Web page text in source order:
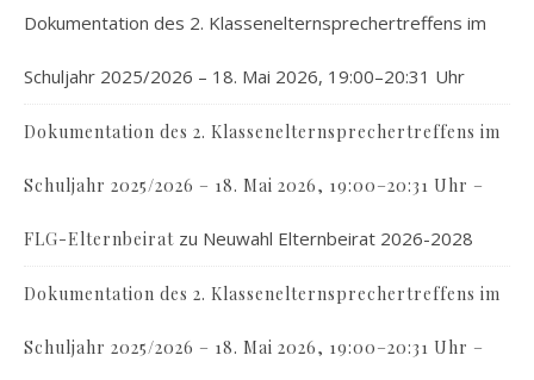
Dokumentation des 2. Klassenelternsprechertreffens im
Schuljahr 2025/2026 – 18. Mai 2026, 19:00–20:31 Uhr
Dokumentation des 2. Klassenelternsprechertreffens im
Schuljahr 2025/2026 – 18. Mai 2026, 19:00–20:31 Uhr –
FLG-Elternbeirat zu Neuwahl Elternbeirat 2026-2028
Dokumentation des 2. Klassenelternsprechertreffens im
Schuljahr 2025/2026 – 18. Mai 2026, 19:00–20:31 Uhr –